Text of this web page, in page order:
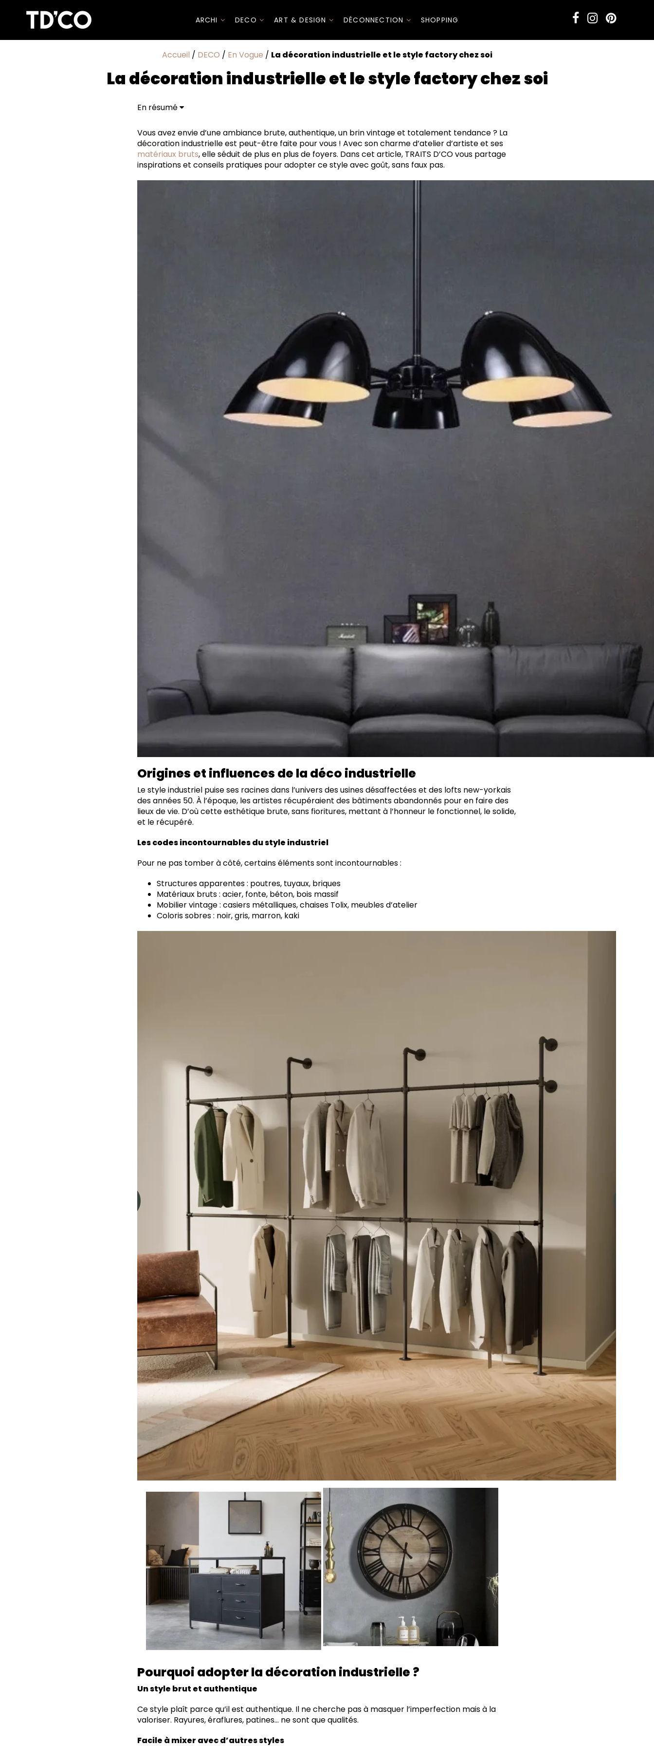
ARCHI DECO ART & DESIGN DÉCONNECTION SHOPPING
Accueil / DECO / En Vogue / La décoration industrielle et le style factory chez soi
La décoration industrielle et le style factory chez soi
En résumé
Pourquoi adopter la décoration industrielle ?
Les matériaux et couleurs phares
Les meubles et objets emblématiques
Inspirations déco : comment adopter le style industriel pièce par pièce
Vous avez envie d’une ambiance brute, authentique, un brin vintage et totalement tendance ? La
décoration industrielle est peut-être faite pour vous ! Avec son charme d’atelier d’artiste et ses
matériaux bruts, elle séduit de plus en plus de foyers. Dans cet article, TRAITS D’CO vous partage
inspirations et conseils pratiques pour adopter ce style avec goût, sans faux pas.
Origines et influences de la déco industrielle
Le style industriel puise ses racines dans l’univers des usines désaffectées et des lofts new-yorkais
des années 50. À l’époque, les artistes récupéraient des bâtiments abandonnés pour en faire des
lieux de vie. D’où cette esthétique brute, sans fioritures, mettant à l’honneur le fonctionnel, le solide,
et le récupéré.
Les codes incontournables du style industriel
Pour ne pas tomber à côté, certains éléments sont incontournables :
Structures apparentes : poutres, tuyaux, briques
Matériaux bruts : acier, fonte, béton, bois massif
Mobilier vintage : casiers métalliques, chaises Tolix, meubles d’atelier
Coloris sobres : noir, gris, marron, kaki
Pourquoi adopter la décoration industrielle ?
Un style brut et authentique
Ce style plaît parce qu’il est authentique. Il ne cherche pas à masquer l’imperfection mais à la
valoriser. Rayures, éraflures, patines… ne sont que qualités.
Facile à mixer avec d’autres styles